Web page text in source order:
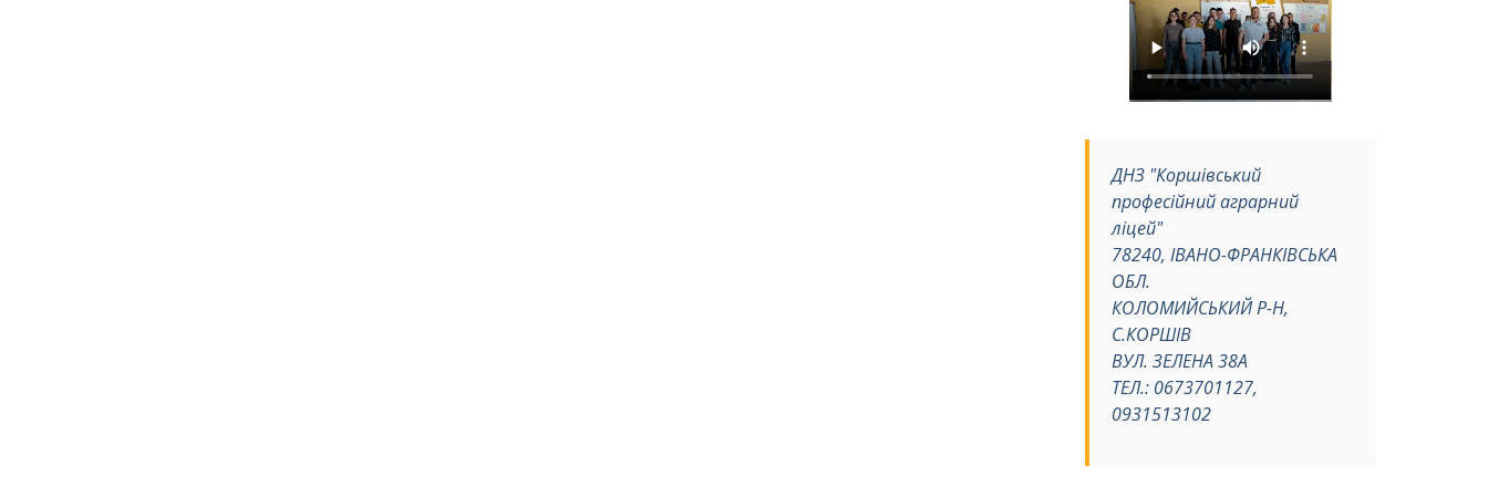
ДНЗ "Коршівський
професійний аграрний
ліцей"
78240, ІВАНО-ФРАНКІВСЬКА
ОБЛ.
КОЛОМИЙСЬКИЙ Р-Н,
С.КОРШІВ
ВУЛ. ЗЕЛЕНА 38А
ТЕЛ.: 0673701127,
0931513102